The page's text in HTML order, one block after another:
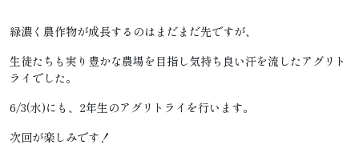
緑濃く農作物が成長するのはまだまだ先ですが、
生徒たちも実り豊かな農場を目指し気持ち良い汗を流したアグリト
ライでした。
6/3(水)にも、2年生のアグリトライを行います。
次回が楽しみです！